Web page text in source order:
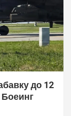
до 12